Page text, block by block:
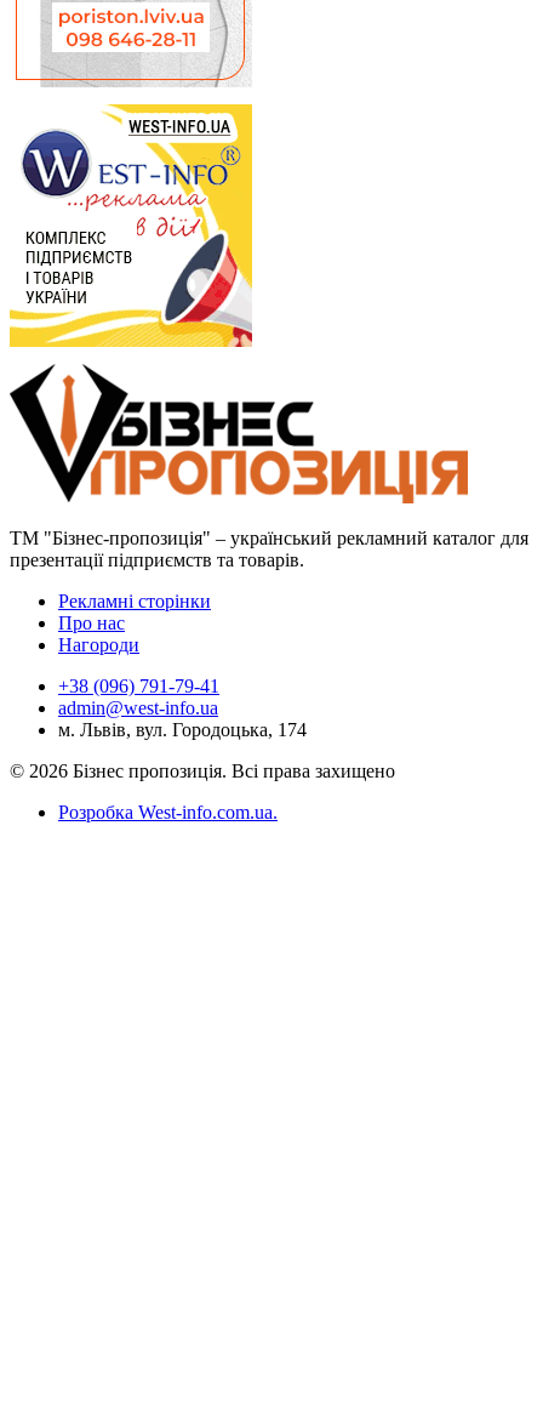
ТМ "Бізнес-пропозиція" – український рекламний каталог для
презентації підприємств та товарів.
Рекламні сторінки
Про нас
Нагороди
+38 (096) 791-79-41
admin@west-info.ua
м. Львів, вул. Городоцька, 174
© 2026 Бізнес пропозиція. Всі права захищено
Розробка West-info.com.ua.